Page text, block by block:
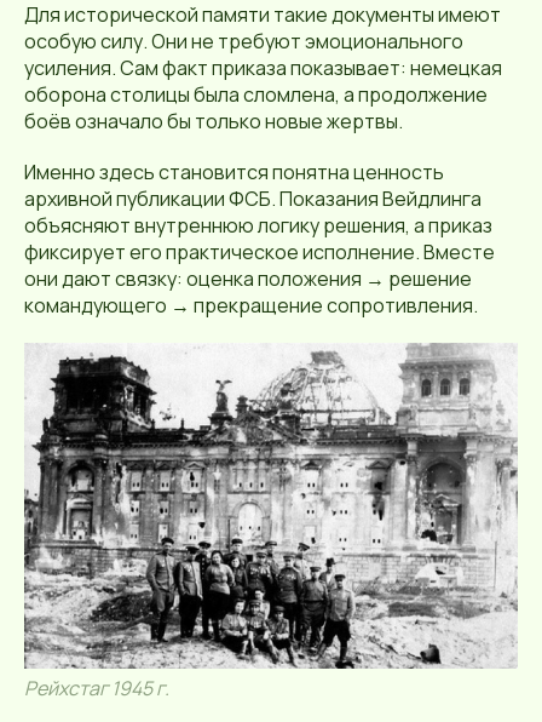
Для исторической памяти такие документы имеют
особую силу. Они не требуют эмоционального
усиления. Сам факт приказа показывает: немецкая
оборона столицы была сломлена, а продолжение
боёв означало бы только новые жертвы.
Именно здесь становится понятна ценность
архивной публикации ФСБ. Показания Вейдлинга
объясняют внутреннюю логику решения, а приказ
фиксирует его практическое исполнение. Вместе
они дают связку: оценка положения → решение
командующего → прекращение сопротивления.
Рейхстаг 1945 г.